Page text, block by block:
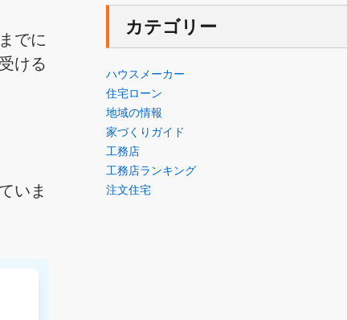
でに
ける
いま
カテゴリー
ハウスメーカー
住宅ローン
地域の情報
家づくりガイド
工務店
工務店ランキング
注文住宅